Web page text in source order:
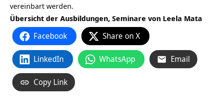
vereinbart werden.
Übersicht der Ausbildungen, Seminare von Leela Mata
Facebook Share on X
LinkedIn WhatsApp Email
Copy Link